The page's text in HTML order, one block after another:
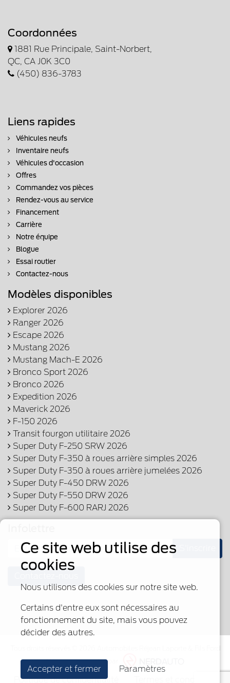
Coordonnées
1881 Rue Principale, Saint-Norbert,
QC, CA J0K 3C0
(450) 836-3783
Liens rapides
Véhicules neufs
Inventaire neufs
Véhicules d'occasion
Offres
Commandez vos pièces
Rendez-vous au service
Financement
Carrière
Notre équipe
Blogue
Essai routier
Contactez-nous
Modèles disponibles
Explorer 2026
Ranger 2026
Escape 2026
Mustang 2026
Mustang Mach-E 2026
Bronco Sport 2026
Bronco 2026
Expedition 2026
Maverick 2026
F-150 2026
Transit fourgon utilitaire 2026
Super Duty F-250 SRW 2026
Super Duty F-350 à roues arrière simples 2026
Super Duty F-350 à roues arrière jumelées 2026
Super Duty F-450 DRW 2026
Super Duty F-550 DRW 2026
Super Duty F-600 RARJ 2026
Fièrement propulsé par
Politique de confidentialité
Ce site web utilise des
cookies
Nous utilisons des cookies sur notre site web.
Certains d'entre eux sont nécessaires au
fonctionnement du site, mais vous pouvez
décider des autres.
Accepter et fermer Paramètres